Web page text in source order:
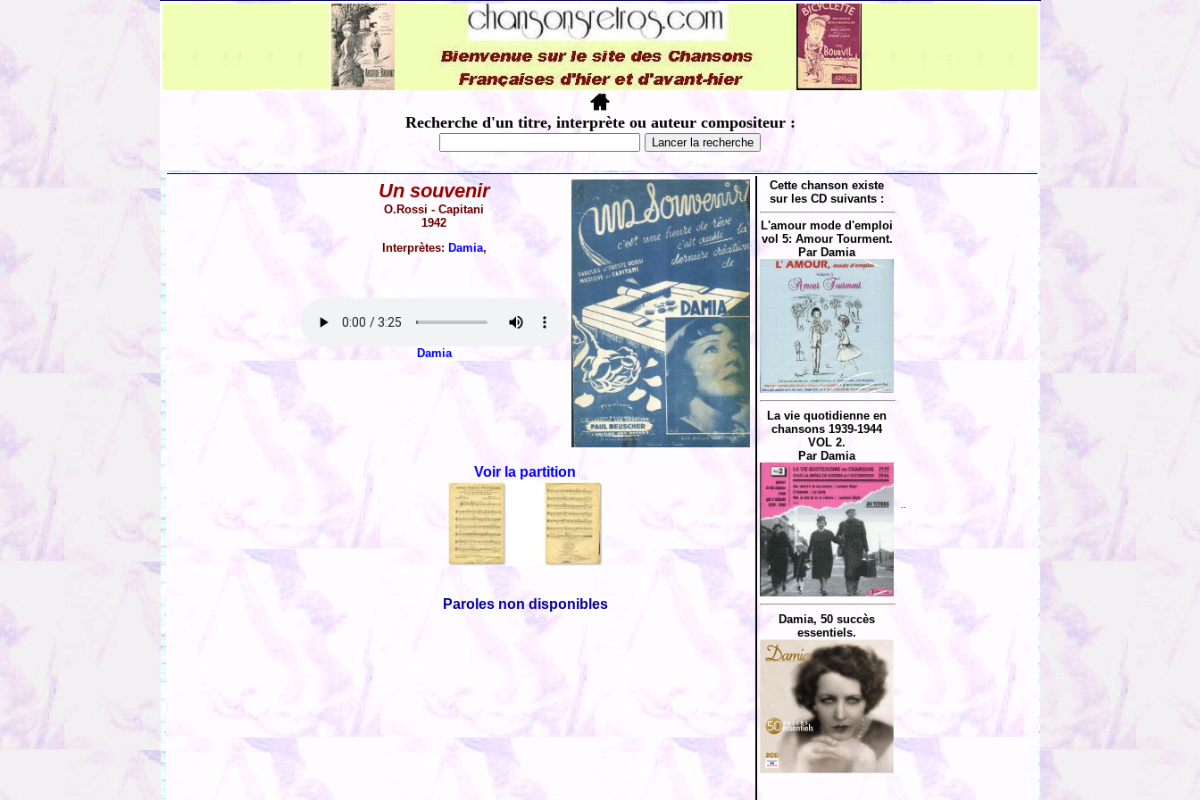
Recherche d'un titre, interprète ou auteur compositeur :
Un souvenir
O.Rossi - Capitani
1942
Interprètes: Damia,
Damia
Voir la partition
Paroles non disponibles
Cette chanson existe
sur les CD suivants :
L'amour mode d'emploi
vol 5: Amour Tourment.
Par Damia
La vie quotidienne en
chansons 1939-1944
VOL 2.
Par Damia
Damia, 50 succès
essentiels.